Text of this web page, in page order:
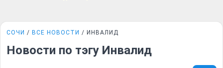
СОЧИ ВСЕ НОВОСТИ ИНВАЛИД
Новости по тэгу Инвалид